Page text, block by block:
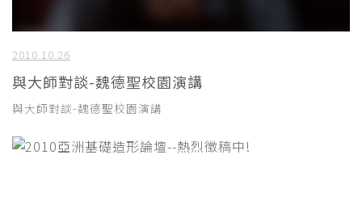
2010.10.26
與大師對談-魏德聖校園演講
與大師對談-魏德聖校園演講